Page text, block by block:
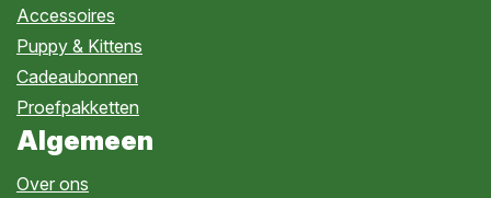
Accessoires
Puppy & Kittens
Cadeaubonnen
Proefpakketten
Algemeen
Over ons